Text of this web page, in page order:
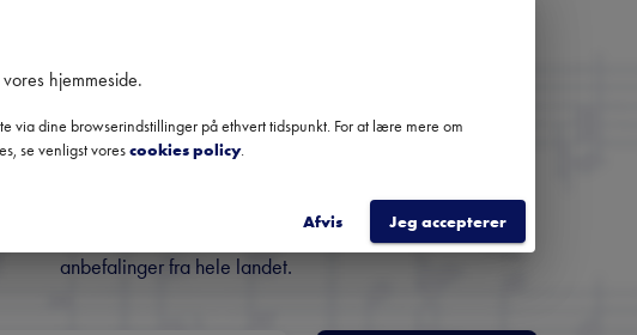
største nyhedsbrev
over kommende koncerter, festivaler og udvalgte
anbefalinger fra hele landet.
hjemmeside.
via dine browserindstillinger på ethvert tidspunkt. For at lære mere om
se venligst vorescookies policy.
Afvis Jeg accepterer